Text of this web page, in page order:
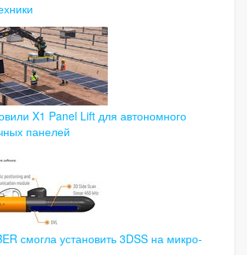
X1 Panel Lift для автономного
панелей
смогла установить 3DSS на микро-